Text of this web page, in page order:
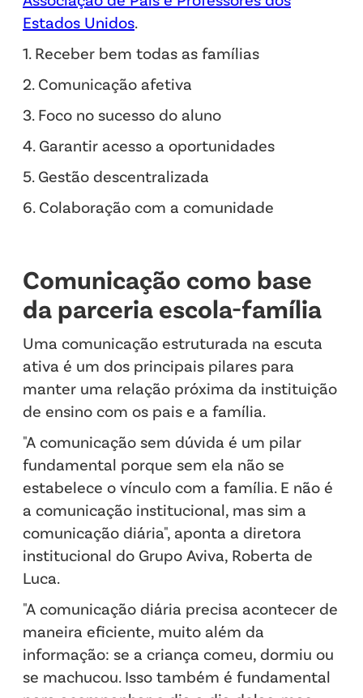
Estados Unidos.
1. Receber bem todas as famílias
2. Comunicação afetiva
3. Foco no sucesso do aluno
4. Garantir acesso a oportunidades
5. Gestão descentralizada
6. Colaboração com a comunidade
Comunicação como base
da parceria escola-família
Uma comunicação estruturada na escuta
ativa é um dos principais pilares para
manter uma relação próxima da instituição
de ensino com os pais e a família.
"A comunicação sem dúvida é um pilar
fundamental porque sem ela não se
estabelece o vínculo com a família. E não é
a comunicação institucional, mas sim a
comunicação diária", aponta a diretora
institucional do Grupo Aviva, Roberta de
Luca.
"A comunicação diária precisa acontecer de
maneira eficiente, muito além da
informação: se a criança comeu, dormiu ou
se machucou. Isso também é fundamental